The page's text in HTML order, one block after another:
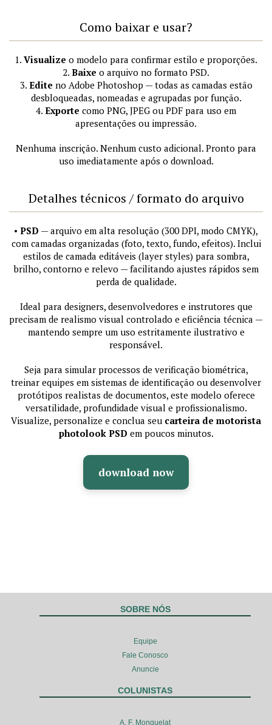
Como baixar e usar?
1. Visualize o modelo para confirmar estilo e proporções.
2. Baixe o arquivo no formato PSD.
3. Edite no Adobe Photoshop — todas as camadas estão
desbloqueadas, nomeadas e agrupadas por função.
4. Exporte como PNG, JPEG ou PDF para uso em
apresentações ou impressão.
Nenhuma inscrição. Nenhum custo adicional. Pronto para
uso imediatamente após o download.
Detalhes técnicos / formato do arquivo
• PSD — arquivo em alta resolução (300 DPI, modo CMYK),
com camadas organizadas (foto, texto, fundo, efeitos). Inclui
estilos de camada editáveis (layer styles) para sombra,
brilho, contorno e relevo — facilitando ajustes rápidos sem
perda de qualidade.
Ideal para designers, desenvolvedores e instrutores que
precisam de realismo visual controlado e eficiência técnica —
mantendo sempre um uso estritamente ilustrativo e
responsável.
Seja para simular processos de verificação biométrica,
treinar equipes em sistemas de identificação ou desenvolver
protótipos realistas de documentos, este modelo oferece
versatilidade, profundidade visual e profissionalismo.
Visualize, personalize e conclua seu carteira de motorista
photolook PSD em poucos minutos.
download now
SOBRE NÓS
Equipe
Fale Conosco
Anuncie
COLUNISTAS
A. F. Monquelat